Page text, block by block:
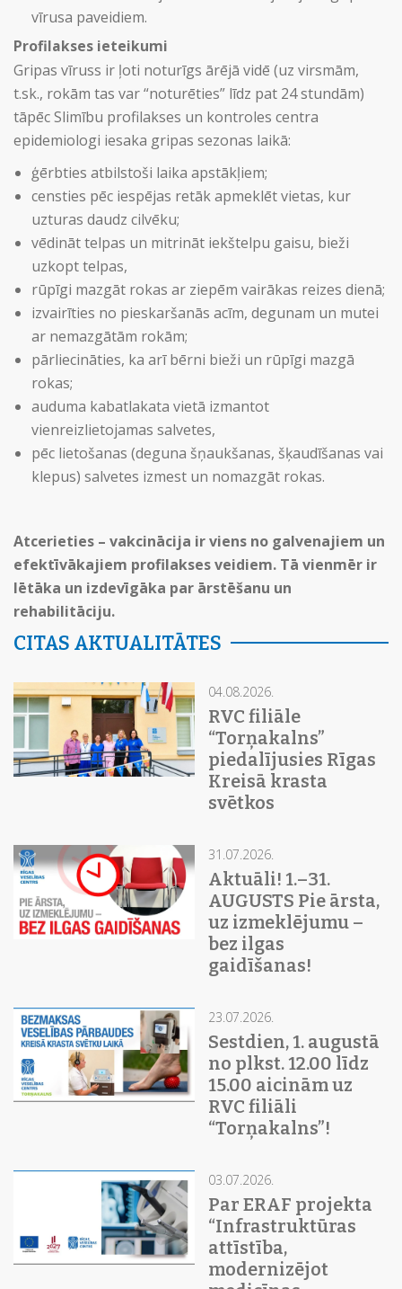
vīrusa paveidiem.
Profilakses ieteikumi
Gripas vīruss ir ļoti noturīgs ārējā vidē (uz virsmām,
t.sk., rokām tas var “noturēties” līdz pat 24 stundām)
tāpēc Slimību profilakses un kontroles centra
epidemiologi iesaka gripas sezonas laikā:
ģērbties atbilstoši laika apstākļiem;
censties pēc iespējas retāk apmeklēt vietas, kur
uzturas daudz cilvēku;
vēdināt telpas un mitrināt iekštelpu gaisu, bieži
uzkopt telpas,
rūpīgi mazgāt rokas ar ziepēm vairākas reizes dienā;
izvairīties no pieskaršanās acīm, degunam un mutei
ar nemazgātām rokām;
pārliecināties, ka arī bērni bieži un rūpīgi mazgā
rokas;
auduma kabatlakata vietā izmantot
vienreizlietojamas salvetes,
pēc lietošanas (deguna šņaukšanas, šķaudīšanas vai
klepus) salvetes izmest un nomazgāt rokas.
Atcerieties – vakcinācija ir viens no galvenajiem un
efektīvākajiem profilakses veidiem. Tā vienmēr ir
lētāka un izdevīgāka par ārstēšanu un
rehabilitāciju.
CITAS AKTUALITĀTES
04.08.2026.
RVC filiāle
“Torņakalns”
piedalījusies Rīgas
Kreisā krasta
svētkos
31.07.2026.
Aktuāli! 1.–31.
AUGUSTS Pie ārsta,
uz izmeklējumu –
bez ilgas
gaidīšanas!
23.07.2026.
Sestdien, 1. augustā
no plkst. 12.00 līdz
15.00 aicinām uz
RVC filiāli
“Torņakalns”!
03.07.2026.
Par ERAF projekta
“Infrastruktūras
attīstība,
modernizējot